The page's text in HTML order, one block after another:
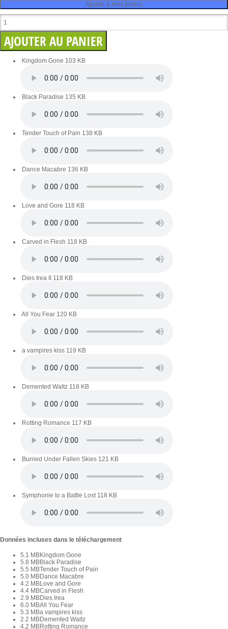
Ajouter à mes favoris
Kingdom Gone 103 KB
Black Paradise 135 KB
Tender Touch of Pain 138 KB
Dance Macabre 136 KB
Love and Gore 118 KB
Carved in Flesh 118 KB
Dies Irea II 118 KB
All You Fear 120 KB
a vampires kiss 119 KB
Demented Waltz 118 KB
Rotting Romance 117 KB
Burried Under Fallen Skies 121 KB
Symphonie to a Battle Lost 118 KB
Données incluses dans le téléchargement
5.1 MBKingdom Gone
5.8 MBBlack Paradise
5.5 MBTender Touch of Pain
5.0 MBDance Macabre
4.2 MBLove and Gore
4.4 MBCarved in Flesh
2.9 MBDies Irea
6.0 MBAll You Fear
5.3 MBa vampires kiss
2.2 MBDemented Waltz
4.2 MBRotting Romance